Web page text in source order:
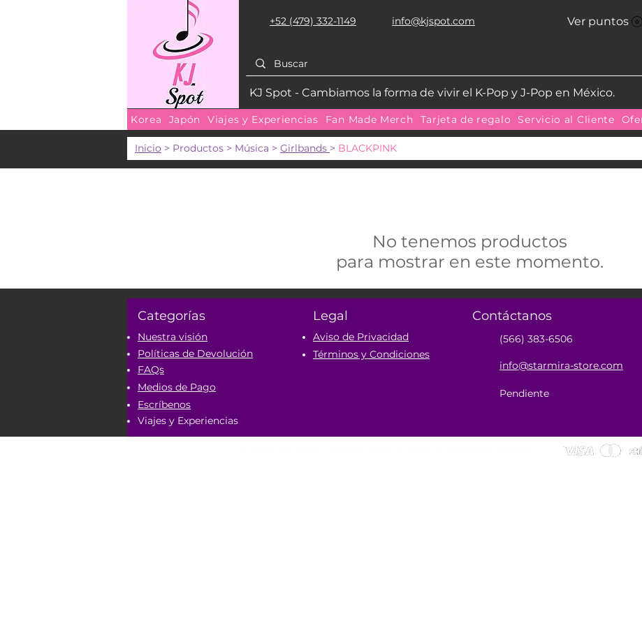
+52 (479) 332-1149 info@kjspot.com Ver puntos
KJ Spot - Cambiamos la forma de vivir el K-Pop y J-Pop en México.
Korea Japón Viajes y Experiencias Fan Made Merch Tarjeta de regalo Servicio al Cliente
Inicio > Productos > Música > Girlbands > BLACKPINK
No tenemos productos
para mostrar en este momento.
Categorías
Nuestra visión
Políticas de Devolución
FAQs
Medios de Pago
Escríbenos
Viajes y Experiencias
Legal
Aviso de Privacidad
Términos y Condiciones
Contáctanos
(566) 383-6506
info@starmira-store.com
Pendiente